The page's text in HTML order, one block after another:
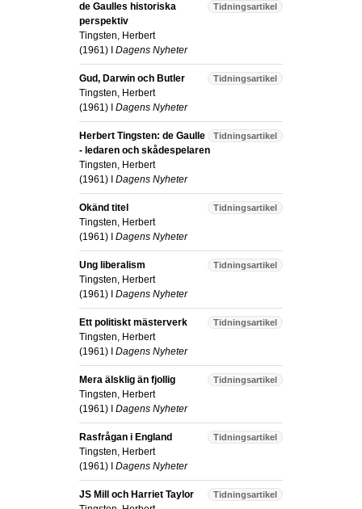
Tidningsartikel
de Gaulles historiska
perspektiv
Tingsten, Herbert
(1961) I Dagens Nyheter
Tidningsartikel
Gud, Darwin och Butler
Tingsten, Herbert
(1961) I Dagens Nyheter
Tidningsartikel
Herbert Tingsten: de Gaulle
- ledaren och skådespelaren
Tingsten, Herbert
(1961) I Dagens Nyheter
Tidningsartikel
Okänd titel
Tingsten, Herbert
(1961) I Dagens Nyheter
Tidningsartikel
Ung liberalism
Tingsten, Herbert
(1961) I Dagens Nyheter
Tidningsartikel
Ett politiskt mästerverk
Tingsten, Herbert
(1961) I Dagens Nyheter
Tidningsartikel
Mera älsklig än fjollig
Tingsten, Herbert
(1961) I Dagens Nyheter
Tidningsartikel
Rasfrågan i England
Tingsten, Herbert
(1961) I Dagens Nyheter
Tidningsartikel
JS Mill och Harriet Taylor